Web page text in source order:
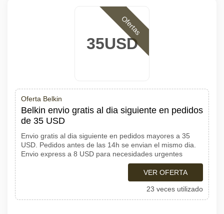
35USD
Ofertas
Oferta Belkin
Belkin envio gratis al dia siguiente en pedidos
de 35 USD
Envio gratis al dia siguiente en pedidos mayores a 35
USD. Pedidos antes de las 14h se envian el mismo dia.
Envio express a 8 USD para necesidades urgentes
VER OFERTA
23 veces utilizado